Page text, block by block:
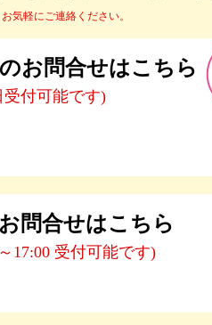
気軽にご連絡ください。
お問合せはこちら
受付可能です)
問合せはこちら
17:00 受付可能です)